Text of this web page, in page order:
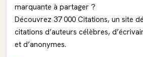
marquante à partager ?
Découvrez 37 000 Citations, un site
citations d’auteurs célèbres,
et d’anonymes.